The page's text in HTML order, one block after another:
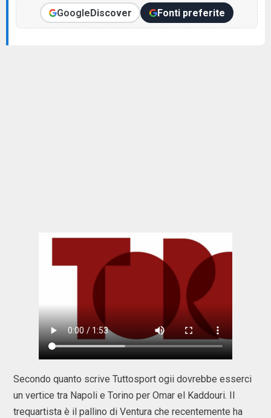
GoogleDiscover Fonti preferite
Secondo quanto scrive Tuttosport ogii dovrebbe esserci
un vertice tra Napoli e Torino per Omar el Kaddouri. Il
trequartista è il pallino di Ventura che recentemente ha